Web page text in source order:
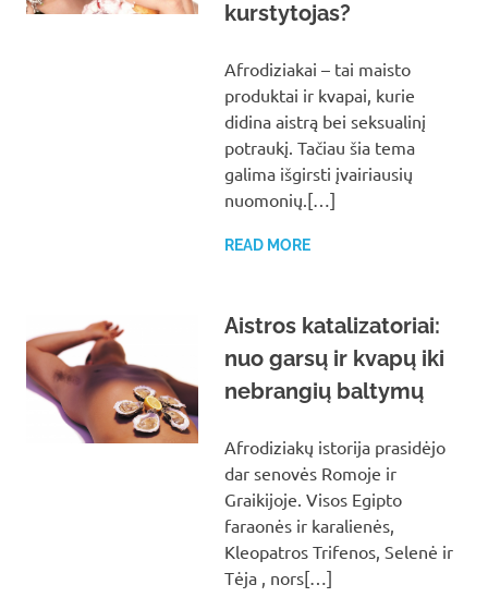
kurstytojas?
Afrodiziakai – tai maisto
produktai ir kvapai, kurie
didina aistrą bei seksualinį
potraukį. Tačiau šia tema
galima išgirsti įvairiausių
nuomonių.[…]
READ MORE
Aistros katalizatoriai:
nuo garsų ir kvapų iki
nebrangių baltymų
Afrodiziakų istorija prasidėjo
dar senovės Romoje ir
Graikijoje. Visos Egipto
faraonės ir karalienės,
Kleopatros Trifenos, Selenė ir
Tėja , nors[…]